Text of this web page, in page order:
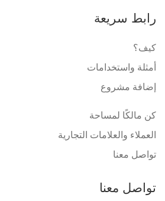
رابط سريعة
كيف؟
أمثلة واستخدامات
إضافة مشروع
كن مالكًا لمساحة
العملاء والعلامات التجارية
تواصل معنا
تواصل معنا